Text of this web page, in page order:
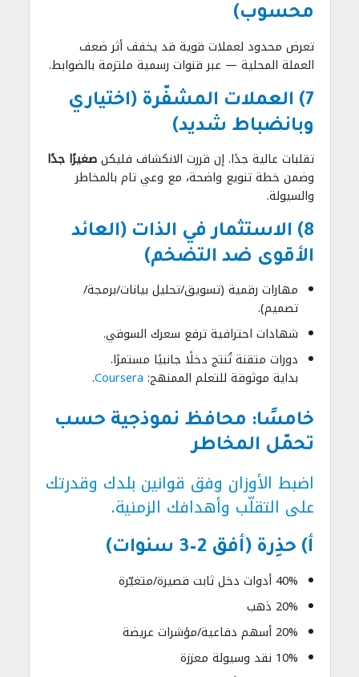
محسوب)
تعرض محدود لعملات قوية قد يخفف أثر ضعف
العملة المحلية — عبر قنوات رسمية ملتزمة بالضوابط.
7) العملات المشفّرة (اختياري
وبانضباط شديد)
تقلبات عالية جدًا. إن قررت الانكشاف فليكنصغيرًا جدًا
وضمن خطة تنويع واضحة، مع وعي تام بالمخاطر
والسيولة.
8) الاستثمار في الذات (العائد
الأقوى ضد التضخم)
مهارات رقمية (تسويق/تحليل بيانات/برمجة/
تصميم).
شهادات احترافية ترفع سعرك السوقي.
دورات متقنة تُنتج دخلًا جانبيًا مستمرًا.
بداية موثوقة للتعلم الممنهج: Coursera
.
خامسًا: محافظ نموذجية حسب
تحمّل المخاطر
اضبط الأوزان وفق قوانين بلدك وقدرتك
على التقلّب وأهدافك الزمنية.
أ) حذِرة (أفق 2–3 سنوات)
40% أدوات دخل ثابت قصيرة/متغيّرة
20% ذهب
20% أسهم دفاعية/مؤشرات عريضة
10% نقد وسيولة معززة